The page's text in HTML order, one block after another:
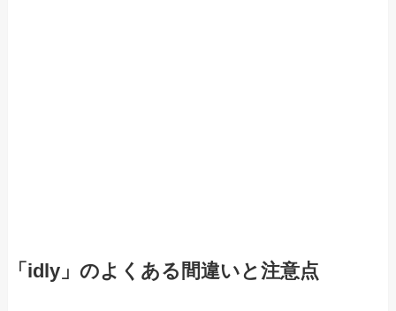
「idly」のよくある間違いと注意点